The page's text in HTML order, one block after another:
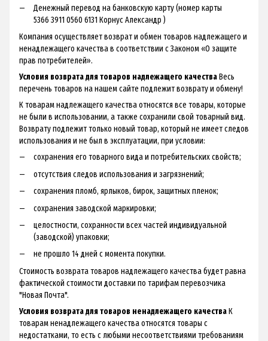
Денежный перевод на банковскую карту (номер карты
5366 3911 0560 6131 Корнус Александр )
Компания осуществляет возврат и обмен товаров надлежащего и
ненадлежащего качества в соответствии с Законом «О защите
прав потребителей».
Условия возврата для товаров надлежащего качестваВесь
перечень товаров на нашем сайте подлежит возврату и обмену!
К товарам надлежащего качества относятся все товары, которые
не были в использовании, а также сохранили свой товарный вид.
Возврату подлежит только новый товар, который не имеет следов
использования и не был в эксплуатации, при условии:
сохранения его товарного вида и потребительских свойств;
отсутствия следов использования и загрязнений;
сохранения пломб, ярлыков, бирок, защитных пленок;
сохранения заводской маркировки;
целостности, сохранности всех частей индивидуальной
(заводской) упаковки;
не прошло 14 дней с момента покупки.
Стоимость возврата товаров надлежащего качества будет равна
фактической стоимости доставки по тарифам перевозчика
"Новая Почта".
Условия возврата для товаров ненадлежащего качестваК
товарам ненадлежащего качества относятся товары с
недостатками, то есть с любыми несоответствиями требованиям